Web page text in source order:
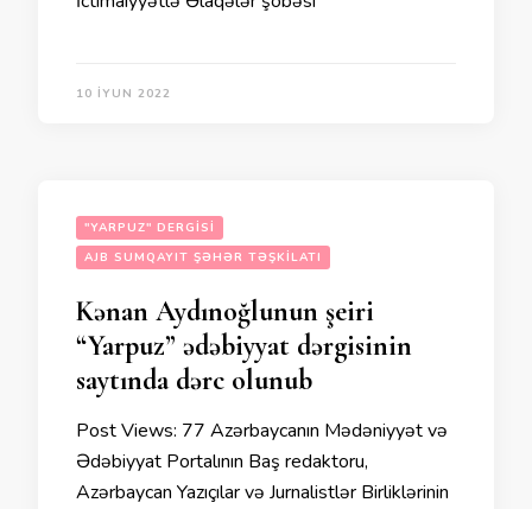
10 İYUN 2022
"YARPUZ" DERGISI
AJB SUMQAYIT ŞƏHƏR TƏŞKILATI
Kənan Aydınoğlunun şeiri
“Yarpuz” ədəbiyyat dərgisinin
saytında dərc olunub
Post Views: 77 Azərbaycanın Mədəniyyət və
Ədəbiyyat Portalının Baş redaktoru,
Azərbaycan Yazıçılar və Jurnalistlər Birliklərinin